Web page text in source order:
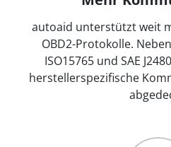
autoaid unterstützt weit
OBD2-Protokolle.
ISO15765 und SAE
herstellerspezifische